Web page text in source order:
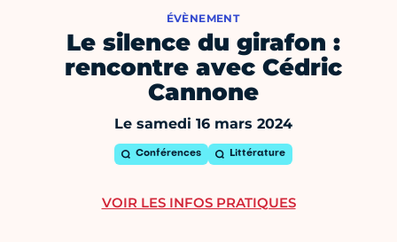
ÉVÈNEMENT
Le silence du girafon :
rencontre avec Cédric
Cannone
Le samedi 16 mars 2024
Conférences Littérature
VOIR LES INFOS PRATIQUES